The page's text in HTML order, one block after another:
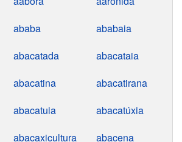
ababa
ababaia
abacatada
abacataia
abacatina
abacatirana
abacatuia
abacatúxia
abacaxicultura
abacena